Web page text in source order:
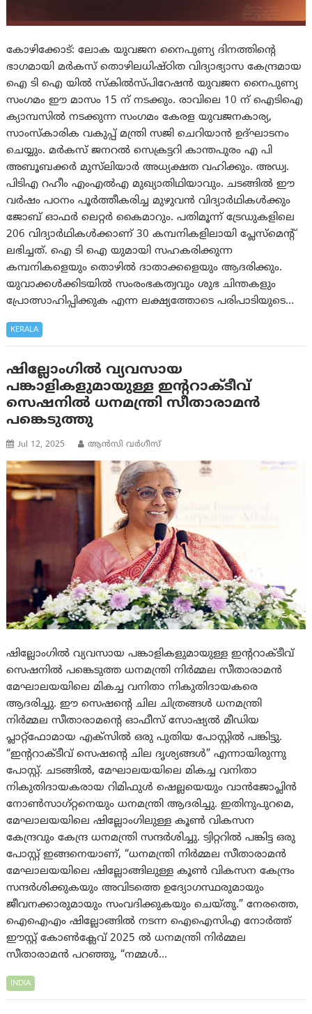
കോഴിക്കോട്: ലോക യുവജന നൈപുണ്യ ദിനത്തിന്റെ
ഭാഗമായി മർകസ് തൊഴിലധിഷ്ഠിത വിദ്യാഭ്യാസ കേന്ദ്രമായ
ഐ ടി ഐ യിൽ സ്‌കിൽസ്പിറേഷൻ യുവജന നൈപുണ്യ
സംഗമം ഈ മാസം 15 ന് നടക്കും. രാവിലെ 10 ന് ഐടിഐ
ക്യാമ്പസിൽ നടക്കുന്ന സംഗമം കേരള യുവജനകാര്യ,
സാംസ്കാരിക വകുപ്പ് മന്ത്രി സജി ചെറിയാൻ ഉദ്ഘാടനം
ചെയ്യും. മർകസ് ജനറൽ സെക്രട്ടറി കാന്തപുരം എ പി
അബൂബക്കർ മുസ്‌ലിയാർ അധ്യക്ഷത വഹിക്കും. അഡ്വ.
പിടിഎ റഹീം എംഎൽഎ മുഖ്യാതിഥിയാവും. ചടങ്ങിൽ ഈ
വർഷം പഠനം പൂർത്തീകരിച്ച മുഴുവൻ വിദ്യാർഥികൾക്കും
ജോബ് ഓഫർ ലെറ്റർ കൈമാറും. പതിമൂന്ന് ട്രേഡുകളിലെ
206 വിദ്യാർഥികൾക്കാണ് 30 കമ്പനികളിലായി പ്ലേസ്മെന്റ്
ലഭിച്ചത്. ഐ ടി ഐ യുമായി സഹകരിക്കുന്ന
കമ്പനികളെയും തൊഴിൽ ദാതാക്കളെയും ആദരിക്കും.
യുവാക്കൾക്കിടയിൽ സംരംഭകത്വവും ശുഭ ചിന്തകളും
പ്രോത്സാഹിപ്പിക്കുക എന്ന ലക്ഷ്യത്തോടെ പരിപാടിയുടെ…
KERALA
ഷില്ലോംഗില്‍ വ്യവസായ
പങ്കാളികളുമായുള്ള ഇന്ററാക്ടീവ്
സെഷനിൽ ധനമന്ത്രി സീതാരാമൻ
പങ്കെടുത്തു
Jul 12, 2025 ആന്‍സി വര്‍ഗീസ്
ഷില്ലോംഗില്‍ വ്യവസായ പങ്കാളികളുമായുള്ള ഇന്ററാക്ടീവ്
സെഷനിൽ പങ്കെടുത്ത ധനമന്ത്രി നിർമ്മല സീതാരാമൻ
മേഘാലയയിലെ മികച്ച വനിതാ നികുതിദായകരെ
ആദരിച്ചു. ഈ സെഷന്റെ ചില ചിത്രങ്ങൾ ധനമന്ത്രി
നിർമ്മല സീതാരാമന്റെ ഓഫീസ് സോഷ്യൽ മീഡിയ
പ്ലാറ്റ്‌ഫോമായ എക്‌സിൽ ഒരു പുതിയ പോസ്റ്റിൽ പങ്കിട്ടു.
“ഇന്ററാക്ടീവ് സെഷന്റെ ചില ദൃശ്യങ്ങൾ” എന്നായിരുന്നു
പോസ്റ്റ്. ചടങ്ങിൽ, മേഘാലയയിലെ മികച്ച വനിതാ
നികുതിദായകരായ റിമിഫുൾ ഷെല്ലയെയും വാൻജോപ്ലിൻ
നോൺസാഗ്റ്റനെയും ധനമന്ത്രി ആദരിച്ചു. ഇതിനുപുറമെ,
മേഘാലയയിലെ ഷില്ലോംഗിലുള്ള കൂൺ വികസന
കേന്ദ്രവും കേന്ദ്ര ധനമന്ത്രി സന്ദർശിച്ചു. ട്വിറ്ററിൽ പങ്കിട്ട ഒരു
പോസ്റ്റ് ഇങ്ങനെയാണ്, “ധനമന്ത്രി നിർമ്മല സീതാരാമൻ
മേഘാലയയിലെ ഷില്ലോങ്ങിലുള്ള കൂൺ വികസന കേന്ദ്രം
സന്ദർശിക്കുകയും അവിടത്തെ ഉദ്യോഗസ്ഥരുമായും
ജീവനക്കാരുമായും സംവദിക്കുകയും ചെയ്തു.” നേരത്തെ,
ഐഐഎം ഷില്ലോങ്ങിൽ നടന്ന ഐഐസിഎ നോർത്ത്
ഈസ്റ്റ് കോൺക്ലേവ് 2025 ൽ ധനമന്ത്രി നിർമ്മല
സീതാരാമൻ പറഞ്ഞു, “നമ്മൾ…
INDIA